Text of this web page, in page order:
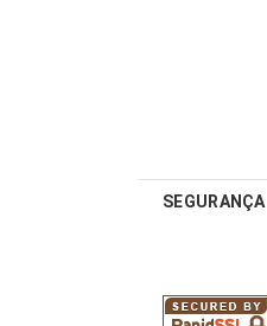
SEGURANÇA